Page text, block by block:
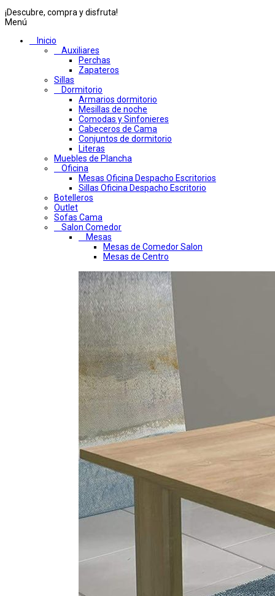
¡Descubre, compra y disfruta!
Menú
Inicio
Auxiliares
Perchas
Zapateros
Sillas
Dormitorio
Armarios dormitorio
Mesillas de noche
Comodas y Sinfonieres
Cabeceros de Cama
Conjuntos de dormitorio
Literas
Muebles de Plancha
Oficina
Mesas Oficina Despacho Escritorios
Sillas Oficina Despacho Escritorio
Botelleros
Outlet
Sofas Cama
Salon Comedor
Mesas
Mesas de Comedor Salon
Mesas de Centro